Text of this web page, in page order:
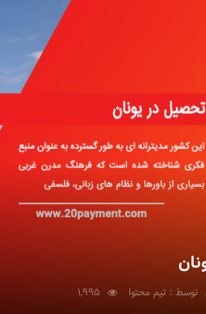
توسط : تیم محتوا